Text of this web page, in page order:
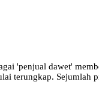
'penjual dawet'
terungkap. Sejumlah